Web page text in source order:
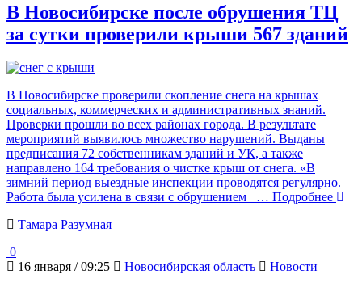
В Новосибирске после обрушения ТЦ
за сутки проверили крыши 567 зданий
В Новосибирске проверили скопление снега на крышах
социальных, коммерческих и административных знаний.
Проверки прошли во всех районах города. В результате
мероприятий выявилось множество нарушений. Выданы
предписания 72 собственникам зданий и УК, а также
направлено 164 требования о чистке крыш от снега. «В
зимний период выездные инспекции проводятся регулярно.
Работа была усилена в связи с обрушением
… Подробнее
Тамара Разумная
0
16 января / 09:25
Новосибирская область Новости